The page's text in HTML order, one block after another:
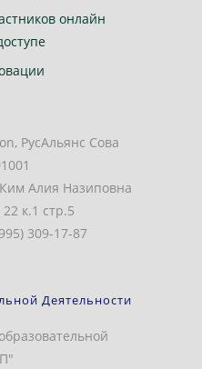
онлайн
РусАльянс Сова
Алия Назиповна
к.1 стр.5
309-17-87
Деятельности